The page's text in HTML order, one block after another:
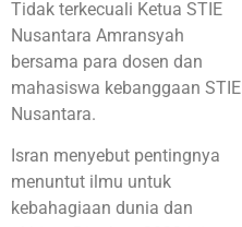
Tidak terkecuali Ketua STIE
Nusantara Amransyah
bersama para dosen dan
mahasiswa kebanggaan STIE
Nusantara.
Isran menyebut pentingnya
menuntut ilmu untuk
kebahagiaan dunia dan